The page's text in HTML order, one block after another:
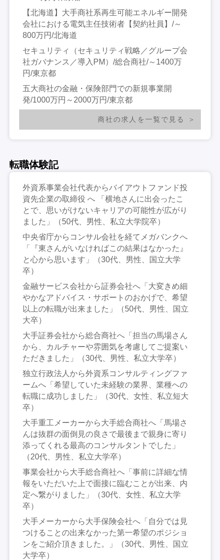
【北海道】大手商社系再生可能エネルギー開発
会社における電気主任技術者【契約社員】/～
800万円/北海道
セキュリティ（セキュリティ戦略／グループ会
社ガバナンス／導入PM）/総合商社/～1400万
円/東京都
五大商社の金融・保険部門での新規事業開
発/1000万円～2000万円/東京都
商社の求人を一覧で見る
転職体験記
外資系事業会社代表からバイアウトファンド投
資先企業の取締役 へ 「横地さんに出会ったこ
とで、思いがけないキャリアの可能性が広がり
ました」（50代、男性、私立大学院卒）
中央省庁からコンサル会社を経てメガバンクへ
「『東さんがいなければこの結果はなかった』
と心から思います」（30代、男性、国立大学
卒）
金融サービス会社から証券会社へ「大変きめ細
やかなアドバイス・サポートのおかげで、希望
以上の転職が出来ました」（50代、男性、国立
大卒）
大手証券会社から総合商社へ「担当の馬場さん
から、カルチャーや雰囲気を考慮してご提案い
ただきました」（30代、男性、私立大学卒）
独立行政法人から外資系コンサルティングファ
ームへ「希望していた未経験の業界、業種への
転職に成功しました」（30代、女性、私立短大
卒）
大手重工メーカーから大手総合商社へ「馬場さ
んは抜群の面倒見の良さで最後まで親身に寄り
添ってくれる最高のコンサルタントでした」
（20代、男性、私立大学卒）
事業会社から大手総合商社へ「事前に詳細な情
報をいただいた上で面接に臨むことが出来、内
定へ繋がりました」（30代、女性、私立大学
卒）
大手メーカーから大手保険会社へ「自分では見
つけることの出来なかった第一希望のポジショ
ンをご紹介頂きました。」（30代、男性、国立
大学卒）